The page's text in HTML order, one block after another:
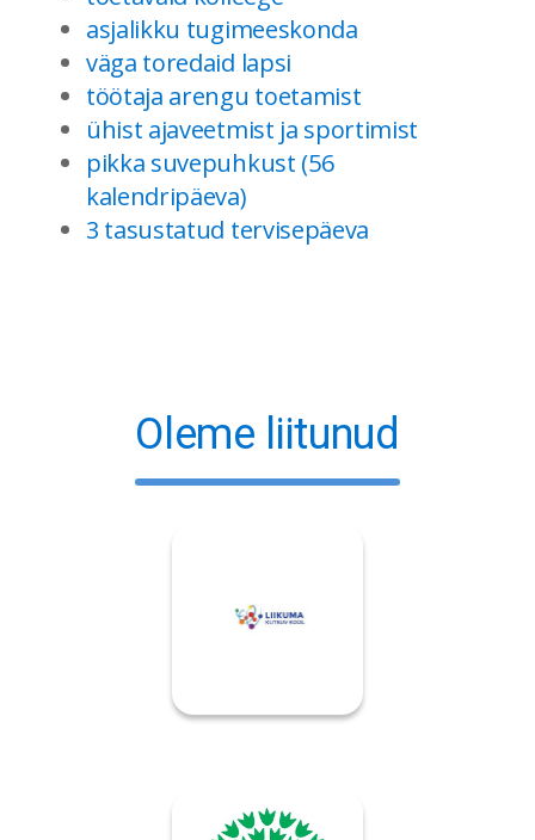
asjalikku tugimeeskonda
väga toredaid lapsi
töötaja arengu toetamist
ühist ajaveetmist ja sportimist
pikka suvepuhkust (56
kalendripäeva)
3 tasustatud tervisepäeva
Oleme liitunud